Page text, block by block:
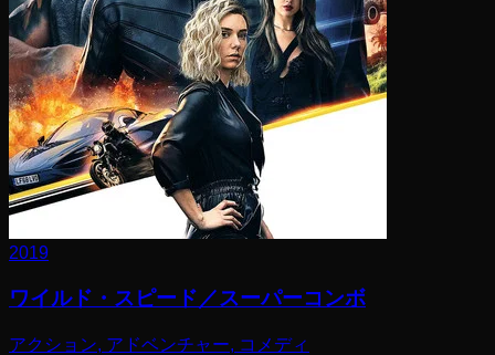
2019
ワイルド・スピード／スーパーコンボ
アクション, アドベンチャー, コメディ